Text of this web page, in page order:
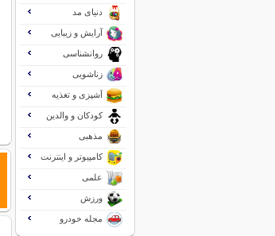
دنیای مد
آرایش و زیبایی
روانشناسی
زناشویی
آشپزی و تغذیه
کودکان و والدین
مذهبی
کامپیوتر و اینترنت
علمی
ورزش
مجله خودرو